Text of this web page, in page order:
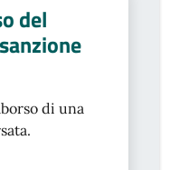
del
di una